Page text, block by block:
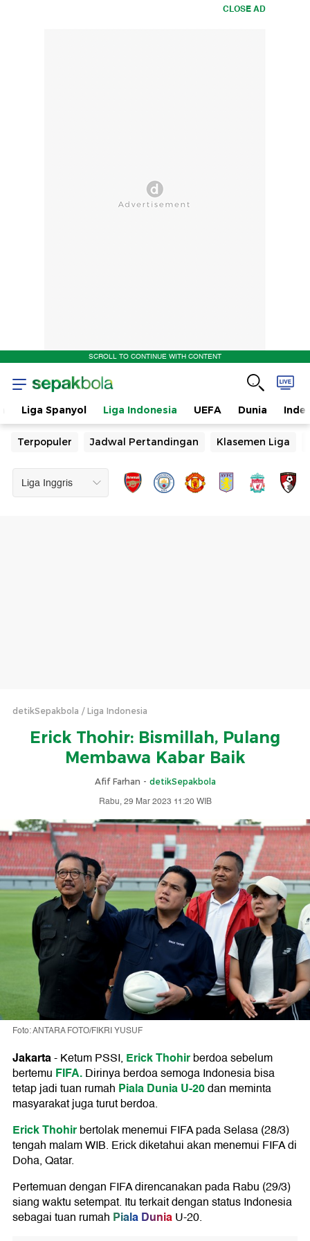
CLOSE AD
SCROLL TO CONTINUE WITH CONTENT
Liga Spanyol Liga Indonesia UEFA Dunia
Terpopuler Jadwal Pertandingan Klasemen Liga
detikSepakbola Liga Indonesia
Erick Thohir: Bismillah, Pulang
Membawa Kabar Baik
Afif Farhan - detikSepakbola
Rabu, 29 Mar 2023 11:20 WIB
Foto: ANTARA FOTO/FIKRI YUSUF
Jakarta-Ketum PSSI, Erick Thohirberdoa sebelum
bertemu FIFA.Dirinya berdoa semoga Indonesia bisa
tetap jadi tuan rumah Piala Dunia U-20dan meminta
masyarakat juga turut berdoa.
Erick Thohirbertolak menemui FIFA pada Selasa (28/3)
tengah malam WIB. Erick diketahui akan menemui FIFA di
Doha, Qatar.
Pertemuan dengan FIFA direncanakan pada Rabu (29/3)
siang waktu setempat. Itu terkait dengan status Indonesia
sebagai tuan rumah Piala DuniaU-20.